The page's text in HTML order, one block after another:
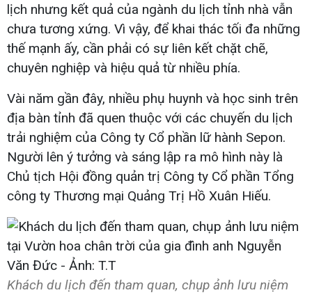
lịch nhưng kết quả của ngành du lịch tỉnh nhà vẫn
chưa tương xứng. Vì vậy, để khai thác tối đa những
thế mạnh ấy, cần phải có sự liên kết chặt chẽ,
chuyên nghiệp và hiệu quả từ nhiều phía.
Vài năm gần đây, nhiều phụ huynh và học sinh trên
địa bàn tỉnh đã quen thuộc với các chuyến du lịch
trải nghiệm của Công ty Cổ phần lữ hành Sepon.
Người lên ý tưởng và sáng lập ra mô hình này là
Chủ tịch Hội đồng quản trị Công ty Cổ phần Tổng
công ty Thương mại Quảng Trị Hồ Xuân Hiếu.
Khách du lịch đến tham quan, chụp ảnh lưu niệm